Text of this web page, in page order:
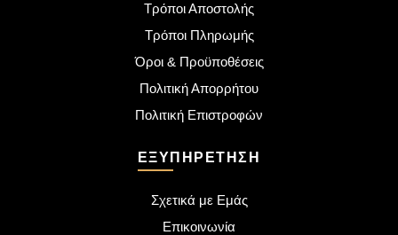
Τρόποι Αποστολής
Τρόποι Πληρωμής
Όροι & Προϋποθέσεις
Πολιτική Απορρήτου
Πολιτική Επιστροφών
ΕΞΥΠΗΡΈΤΗΣΗ
Σχετικά με Εμάς
Επικοινωνία